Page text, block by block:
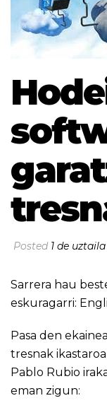
Posted 1 de
Sarrera hau
eskuragarri:
Pasa den
tresnak
Pablo Rubio
eman zigun: